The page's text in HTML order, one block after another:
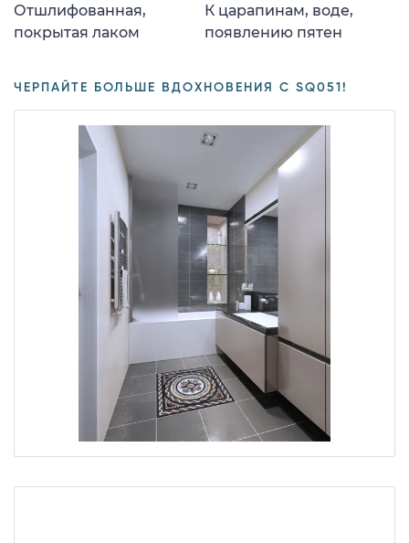
Отшлифованная,
покрытая лаком
К царапинам, воде,
появлению пятен
ЧЕРПАЙТЕ БОЛЬШЕ ВДОХНОВЕНИЯ С SQ051!